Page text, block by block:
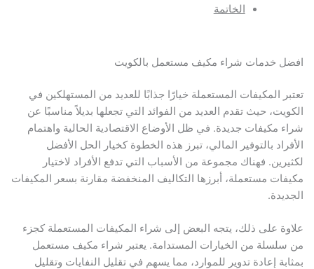
الخاتمة
افضل خدمات شراء مكيف مستعمل بالكويت
تعتبر المكيفات المستعملة خيارًا جذابًا للعديد من المستهلكين في
الكويت، حيث تقدم العديد من الفوائد التي تجعلها بديلاً مناسبًا عن
شراء مكيفات جديدة. في ظل الأوضاع الاقتصادية الحالية واهتمام
الأفراد بالتوفير المالي، تبرز هذه الخطوة كخيار الحل الأفضل
لكثيرين. فهناك مجموعة من الأسباب التي تدفع الأفراد لاختيار
مكيفات مستعملة، أبرزها التكاليف المنخفضة مقارنة بسعر المكيفات
الجديدة.
علاوة على ذلك، يتجه البعض إلى شراء المكيفات المستعملة كجزء
من سلسلة من الخيارات المستدامة. يعتبر شراء مكيف مستعمل
بمثابة إعادة تدوير للموارد، مما يسهم في تقليل النفايات وتقليل